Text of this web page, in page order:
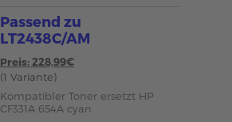
Passend zu
LT2438C/AM
Preis: 228,99€
(1 Variante)
Kompatibler Toner ersetzt HP
CF331A 654A cyan